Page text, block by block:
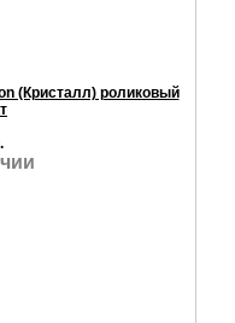
(Кристалл) роликовый